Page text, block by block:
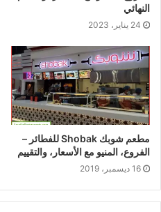
النهائي
24 يناير، 2023
مطعم شوبك Shobak للفطائر –
الفروع، المنيو مع الأسعار، والتقييم
16 ديسمبر، 2019